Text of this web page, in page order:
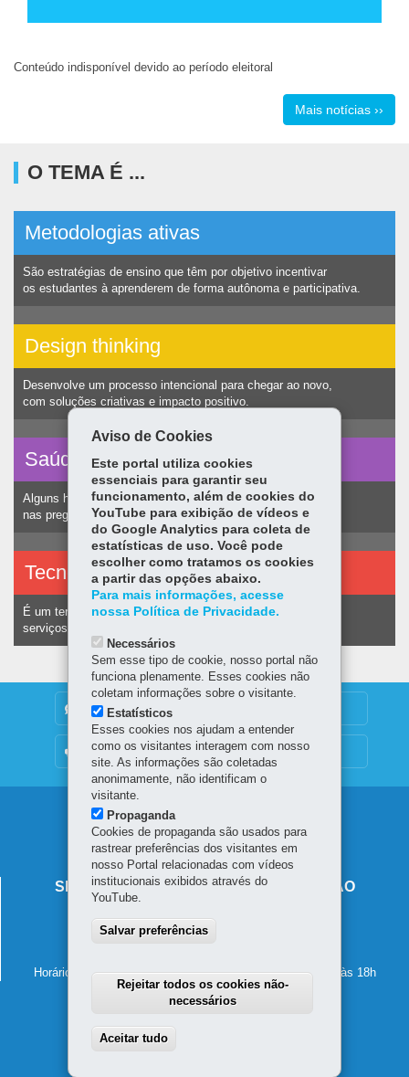
Conteúdo indisponível devido ao período eleitoral
Mais notícias ››
O TEMA É ...
Metodologias ativas
São estratégias de ensino que têm por objetivo incentivar
os estudantes à aprenderem de forma autônoma e participativa.
Design thinking
Desenvolve um processo intencional para chegar ao novo,
com soluções criativas e impacto positivo.
Saúde vocal
Alguns hábitos humanos podem ocasionar nódulos
nas pregas vocais e consequentemente alteração na voz.
Tecnologias assistivas
É um termo utilizado para identificar recursos e
serviços voltados a pessoas com deficiência.
DENUNCIE CORRUPÇÃO
OUVIDORIA
Navegação
principal
SECRETARIA DE ESTADO DA EDUCAÇÃO
80610-011-Curitiba
Horário de atendimento: de segunda a sexta-feira, das 8h às 18h
Aviso de Cookies
Este portal utiliza cookies
essenciais para garantir seu
funcionamento, além de cookies do
YouTube para exibição de vídeos e
do Google Analytics para coleta de
estatísticas de uso. Você pode
escolher como tratamos os cookies
a partir das opções abaixo.
Para mais informações, acesse
nossa Política de Privacidade.
Necessários
Sem esse tipo de cookie, nosso portal não
funciona plenamente. Esses cookies não
coletam informações sobre o visitante.
Estatísticos
Esses cookies nos ajudam a entender
como os visitantes interagem com nosso
site. As informações são coletadas
anonimamente, não identificam o
visitante.
Propaganda
Cookies de propaganda são usados para
rastrear preferências dos visitantes em
nosso Portal relacionadas com vídeos
institucionais exibidos através do
YouTube.
Salvar preferências
Rejeitar todos os cookies não-
necessários
Aceitar tudo